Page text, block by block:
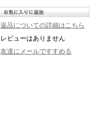
返品についての詳細はこちら
レビューはありません
友達にメールですすめる